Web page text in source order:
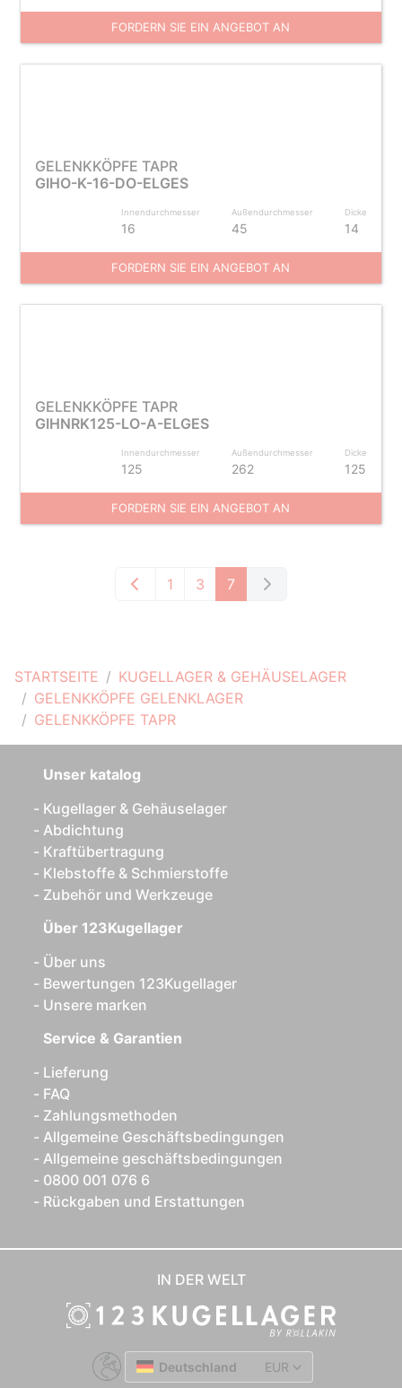
STARTSEITE
KUGELLAGER & GEHÄUSELAGER
GELENKKÖPFE GELENKLAGER
GELENKKÖPFE TAPR
FORDERN SIE EIN ANGEBOT AN
GELENKKÖPFE TAPR
GIHO-K-16-DO-ELGES
Innendurchmesser
16
Außendurchmesser
45
Dicke
14
FORDERN SIE EIN ANGEBOT AN
GELENKKÖPFE TAPR
GIHNRK125-LO-A-ELGES
Innendurchmesser
125
Außendurchmesser
262
Dicke
125
FORDERN SIE EIN ANGEBOT AN
1 3 7
Unser katalog
Kugellager & Gehäuselager
Abdichtung
Kraftübertragung
Klebstoffe & Schmierstoffe
Zubehör und Werkzeuge
Über 123Kugellager
Über uns
Bewertungen 123Kugellager
Unsere marken
Service & Garantien
Lieferung
FAQ
Zahlungsmethoden
Allgemeine Geschäftsbedingungen
Allgemeine geschäftsbedingungen
0800 001 076 6
Rückgaben und Erstattungen
IN DER WELT
Deutschland EUR